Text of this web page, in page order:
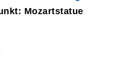
Mozartstatue